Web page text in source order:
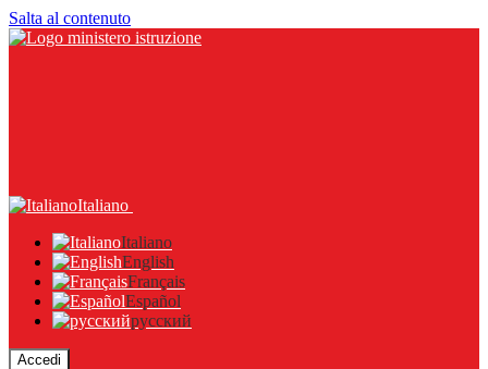
Salta al contenuto
Italiano
Italiano
English
Français
Español
русский
Accedi